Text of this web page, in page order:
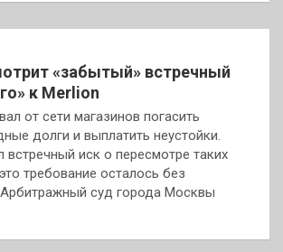
«забытый» встречный
к Merlion
от сети магазинов погасить
долги и выплатить неустойки.
встречный иск о пересмотре таких
требование осталось без
суд города Москвы